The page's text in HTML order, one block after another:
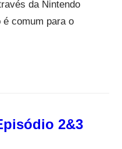
da Nintendo
é comum para o
2&3